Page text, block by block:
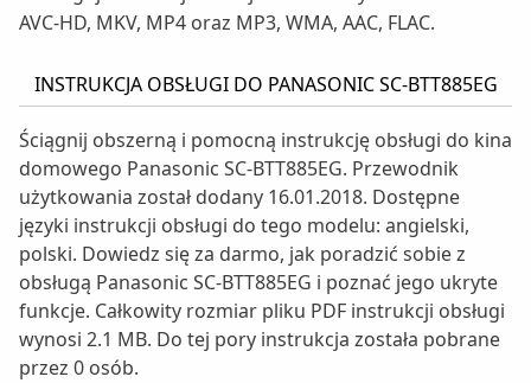
AVC-HD, MKV, MP4 oraz MP3, WMA, AAC, FLAC.
INSTRUKCJA OBSŁUGI DO PANASONIC SC-BTT885EG
Ściągnij obszerną i pomocną instrukcję obsługi do kina
domowego Panasonic SC-BTT885EG. Przewodnik
użytkowania został dodany 16.01.2018. Dostępne
języki instrukcji obsługi do tego modelu: angielski,
polski. Dowiedz się za darmo, jak poradzić sobie z
obsługą Panasonic SC-BTT885EG i poznać jego ukryte
funkcje. Całkowity rozmiar pliku PDF instrukcji obsługi
wynosi 2.1 MB. Do tej pory instrukcja została pobrane
przez 0 osób.